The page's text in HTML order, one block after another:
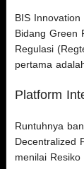
BIS
Bidang Green
Regulasi
pertama
Platform
Runtuhnya
Decentralized
menilai Resiko